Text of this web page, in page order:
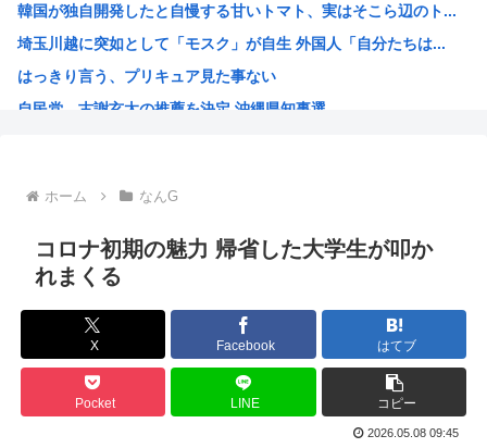
「小泉やめろ」核巡る防衛相発言を批判、横浜駅西口で市民ら...
40代の独身って休日はなにしてるの？
【画像】グラドルさんの『胸』、丸見えになってしまうwww
韓国が独自開発したと自慢する甘いトマト、実はそこら辺のト...
埼玉川越に突如として「モスク」が自生 外国人「自分たちは...
はっきり言う、プリキュア見た事ない
自民党、古謝玄太の推薦を決定 沖縄県知事選
超かぐや姫！スピンオフ漫画、「超かぐやメシ」連載決定ww...
韓国人「大韓航空の熊本地震飲料水支援に対する日本人の反応...
【衝撃】 韓国人「170cmの日本人、40cmデカい相手...
ワンピースの「世界に5種しかない飛行能力」発言の謎が遂に...
米農家「60kg作って1万8000円…コストは2万以上…...
井口裕香さん、「ケツ鍛えるより演技力鍛えろよ」とアニメフ...
氷河期世代『ルッキズムが一番酷かったのは00年代、こうい...
ホーム なんG
コロナ初期の魅力 帰省した大学生が叩か
れまくる
X Facebook はてブ
Pocket LINE コピー
2026.05.08 09:45